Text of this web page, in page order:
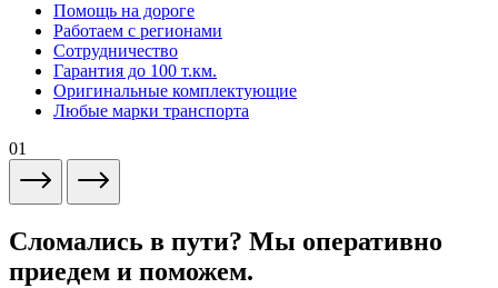
Помощь на дороге
Работаем с регионами
Сотрудничество
Гарантия до 100 т.км.
Оригинальные комплектующие
Любые марки транспорта
01
Сломались в пути? Мы оперативно
приедем и поможем.